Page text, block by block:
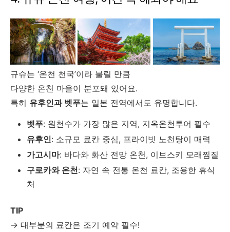
규슈는 ‘온천 천국’이라 불릴 만큼
다양한 온천 마을이 분포돼 있어요.
특히 유후인과 벳푸는 일본 전역에서도 유명합니다.
벳푸: 원천수가 가장 많은 지역, 지옥온천투어 필수
유후인: 소규모 료칸 중심, 프라이빗 노천탕이 매력
가고시마: 바다와 화산 전망 온천, 이브스키 모래찜질
구로카와 온천: 자연 속 전통 온천 료칸, 조용한 휴식
처
TIP
→ 대부분의 료칸은 조기 예약 필수!